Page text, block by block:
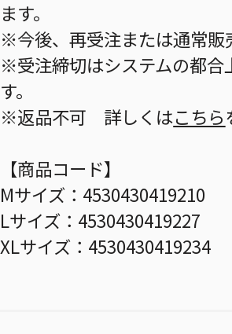
ます。
※今後、再受注または通常販
※受注締切はシステムの都合
す。
※返品不可 詳しくはこちら
【商品コード】
Mサイズ：4530430419210
Lサイズ：4530430419227
XLサイズ：4530430419234